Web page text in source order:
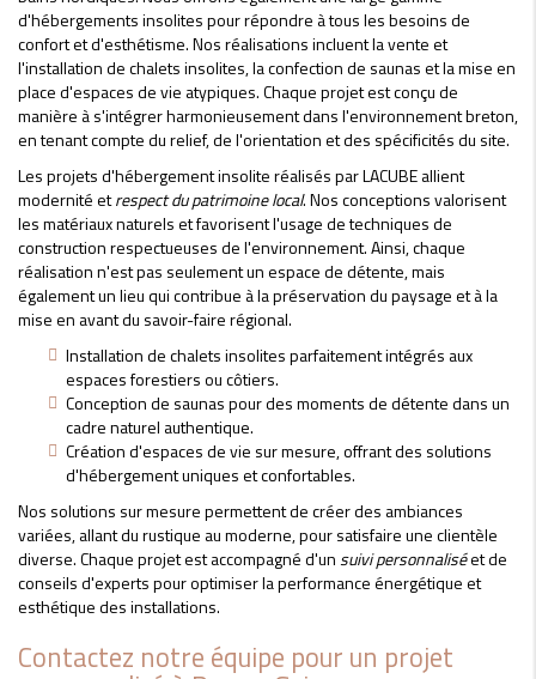
d'hébergements insolites pour répondre à tous les besoins de
confort et d'esthétisme. Nos réalisations incluent la vente et
l'installation de chalets insolites, la confection de saunas et la mise en
place d'espaces de vie atypiques. Chaque projet est conçu de
manière à s'intégrer harmonieusement dans l'environnement breton,
en tenant compte du relief, de l'orientation et des spécificités du site.
Les projets d'hébergement insolite réalisés par LACUBE allient
modernité etrespect du patrimoine local. Nos conceptions valorisent
les matériaux naturels et favorisent l'usage de techniques de
construction respectueuses de l'environnement. Ainsi, chaque
réalisation n'est pas seulement un espace de détente, mais
également un lieu qui contribue à la préservation du paysage et à la
mise en avant du savoir-faire régional.
Installation de chalets insolites parfaitement intégrés aux
espaces forestiers ou côtiers.
Conception de saunas pour des moments de détente dans un
cadre naturel authentique.
Création d'espaces de vie sur mesure, offrant des solutions
d'hébergement uniques et confortables.
Nos solutions sur mesure permettent de créer des ambiances
variées, allant du rustique au moderne, pour satisfaire une clientèle
diverse. Chaque projet est accompagné d'un suivi personnaliséet de
conseils d'experts pour optimiser la performance énergétique et
esthétique des installations.
Contactez notre équipe pour un projet